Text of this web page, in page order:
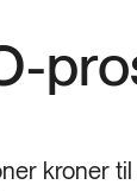
kroner